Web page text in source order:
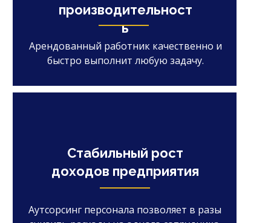
производительност
ь
Арендованный работник качественно и
быстро выполнит любую задачу.
Стабильный рост
доходов предприятия
Аутсорсинг персонала позволяет в разы